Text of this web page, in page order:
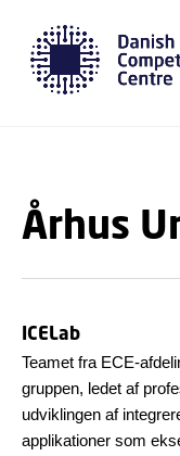
Århus
ICELab
Teamet fra ECE-
gruppen, ledet af
udviklingen af
applikationer som